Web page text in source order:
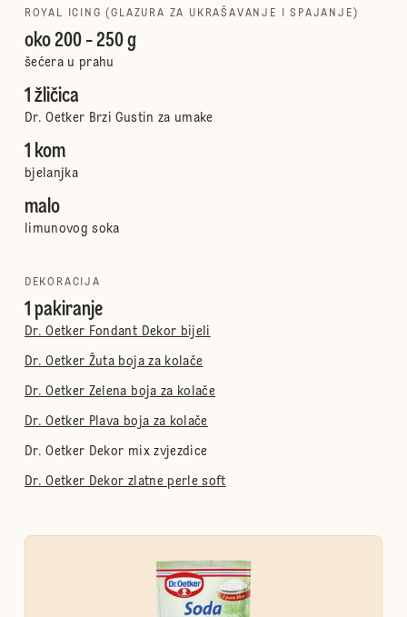
ROYAL ICING (GLAZURA ZA UKRAŠAVANJE I SPAJANJE)
oko 200 - 250 g
šećera u prahu
1 žličica
Dr. Oetker Brzi Gustin za umake
1 kom
bjelanjka
malo
limunovog soka
DEKORACIJA
1 pakiranje
Dr. Oetker Fondant Dekor bijeli
Dr. Oetker Žuta boja za kolače
Dr. Oetker Zelena boja za kolače
Dr. Oetker Plava boja za kolače
Dr. Oetker Dekor mix zvjezdice
Dr. Oetker Dekor zlatne perle soft